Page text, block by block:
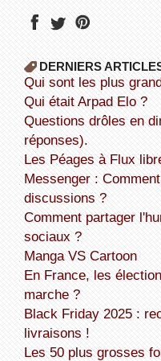
DERNIERS
Qui sont les plus
Qui était Arpad Elo ?
Questions drôles en direct de Facebook (avec les
réponses).
Les Péages à Flux
Messenger : Comment récupérer et lire toutes les
discussions ?
Comment partager l'humour sur les réseaux
sociaux ?
Manga VS Cartoon
En France, les élections municipales : comment ça
marche ?
Black Friday 2025 : records de ventes, chaos de
livraisons !
Les 50 plus grosses fortunes de France sont tous